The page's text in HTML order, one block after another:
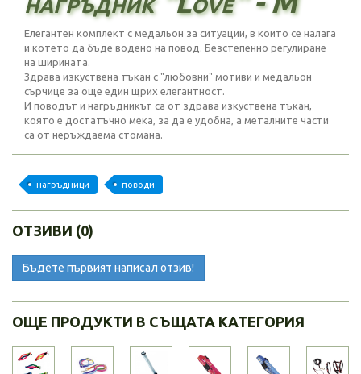
Елегантен комплект с медальон за ситуации, в които се налага
и котето да бъде водено на повод. Безстепенно регулиране
на ширината.
Здрава изкуствена тъкан с "любовни" мотиви и медальон
сърчице за още един щрих елегантност.
И поводът и нагръдникът са от здрава изкуствена тъкан,
която е достатъчно мека, за да е удобна, а металните части
са от неръждаема стомана.
нагръдници поводи
ОТЗИВИ (0)
Бъдете първият написал отзив!
ОЩЕ ПРОДУКТИ В СЪЩАТА КАТЕГОРИЯ